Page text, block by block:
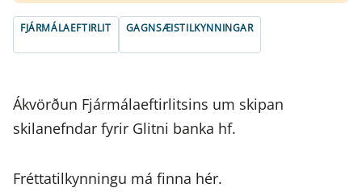
FJÁRMÁLAEFTIRLIT GAGNSÆISTILKYNNINGAR
Ákvörðun Fjármálaeftirlitsins um skipan
skilanefndar fyrir Glitni banka hf.
Fréttatilkynningu má finna hér.